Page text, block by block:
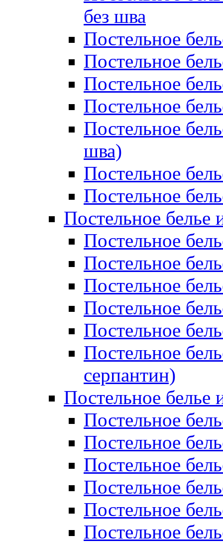
без шва
Постельное
Постельное
Постельное
Постельное
Постельное
шва)
Постельное
Постельное
Постельное белье
Постельное
Постельное
Постельное
Постельное
Постельное
Постельное
серпантин)
Постельное белье
Постельное
Постельное
Постельное
Постельное
Постельное
Постельное